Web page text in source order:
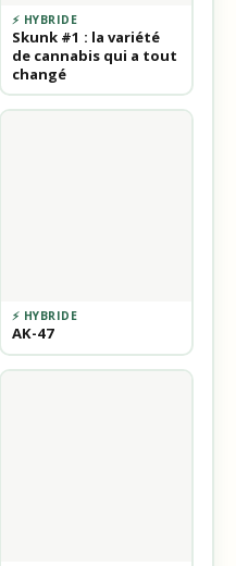
⚡ HYBRIDE
Skunk #1 : la variété
de cannabis qui a tout
changé
⚡ HYBRIDE
AK-47